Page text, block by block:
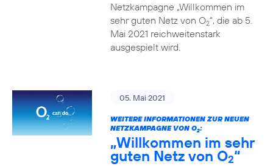
Netzkampagne „Willkommen im
sehr guten Netz von O2“, die ab 5.
Mai 2021 reichweitenstark
ausgespielt wird.
05. Mai 2021
WEITERE INFORMATIONEN ZUR NEUEN
NETZKAMPAGNE VON O2:
„Willkommen im sehr
guten Netz von O2“